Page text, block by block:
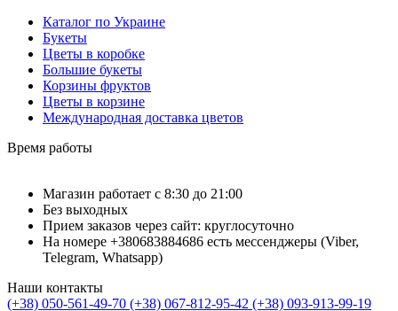
Каталог по Украине
Букеты
Цветы в коробке
Большие букеты
Корзины фруктов
Цветы в корзине
Международная доставка цветов
Время работы
Магазин работает с 8:30 до 21:00
Без выходных
Прием заказов через сайт: круглосуточно
На номере +380683884686 есть мессенджеры (Viber,
Telegram, Whatsapp)
Наши контакты
(+38) 050-561-49-70 (+38) 067-812-95-42 (+38) 093-913-99-19